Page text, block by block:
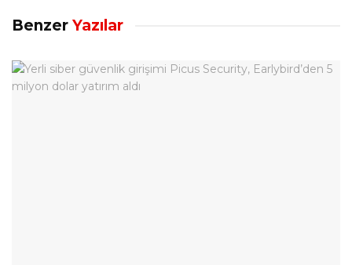
Benzer Yazılar